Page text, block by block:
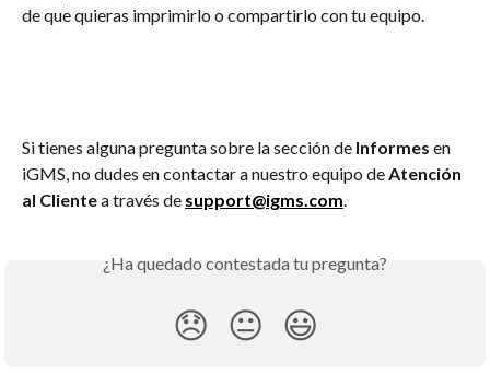
de que quieras imprimirlo o compartirlo con tu equipo.
Si tienes alguna pregunta sobre la sección de Informes en
iGMS, no dudes en contactar a nuestro equipo de Atención
al Cliente a través de support@igms.com.
¿Ha quedado contestada tu pregunta?
😞 😐 😃